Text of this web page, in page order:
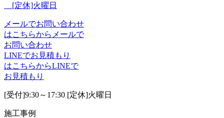
[定休]火曜日
メールでお問い合わせ
はこちらから メールで
お問い合わせ
LINEでお見積もり
はこちらからLINEで
お見積もり
[受付]9:30～17:30 [定休]火曜日
施工事例